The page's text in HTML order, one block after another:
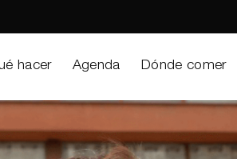
hacer Agenda Dónde comer